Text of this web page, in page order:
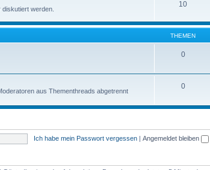
werden.
10
THEMEN
0
aus Thementhreads abgetrennt
0
Ich habe mein Passwort vergessen | Angemeldet bleiben